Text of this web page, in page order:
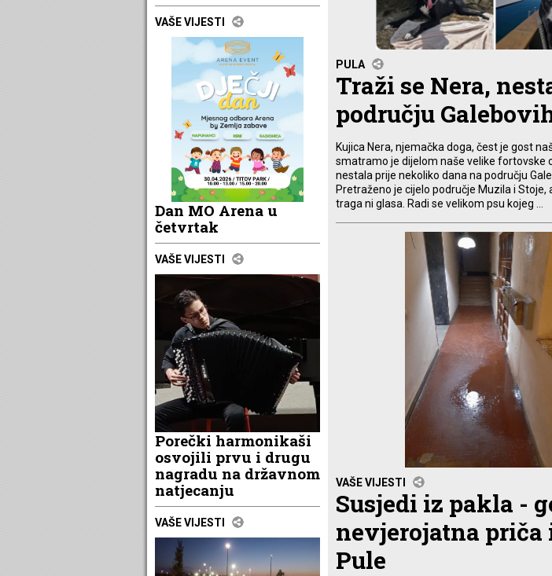
PULA
Traži se Nera,
području
Kujica Nera, njemačka doga, čest je gost
smatramo je dijelom naše velike fortovske
nestala prije nekoliko dana na području
Pretraženo je cijelo područje Muzila i Stoje,
traga ni glasa. Radi se velikom psu kojeg ...
VAŠE VIJESTI
Susjedi iz pakla -
nevjerojatna priča
Pule
VAŠE VIJESTI
Dan MO Arena u
četvrtak
VAŠE VIJESTI
Porečki harmonikaši
osvojili prvu i drugu
nagradu na državnom
natjecanju
VAŠE VIJESTI